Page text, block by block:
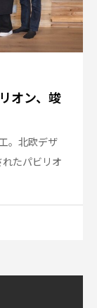
オン、竣
。北欧デザ
たパビリオ